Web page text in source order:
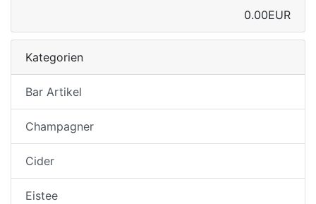
0.00EUR
Kategorien
Bar Artikel
Champagner
Cider
Eistee